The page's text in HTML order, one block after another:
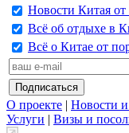
Новости Китая от
Всё об отдыхе в
Всё о Китае от
О проекте | Новости
Услуги | Визы и